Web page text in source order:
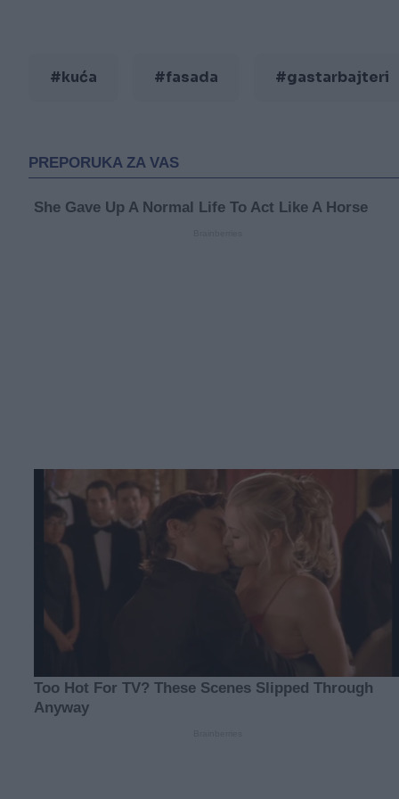
#kuća #fasada #gastarbajteri